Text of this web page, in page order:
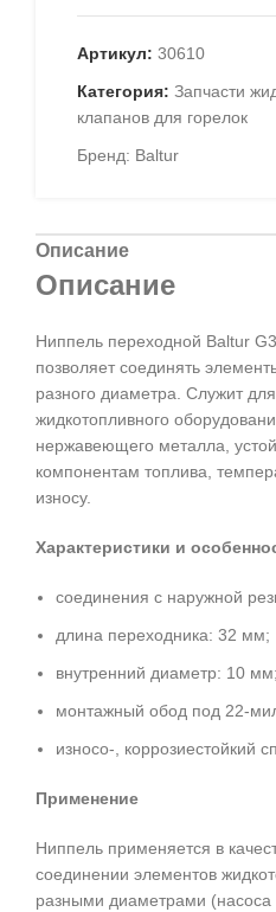
Артикул: 30610
Категория: Запчасти
клапанов для горелок
Бренд: Baltur
Описание
Описание
Ниппель переходной Baltur
позволяет соединять
разного диаметра. Служит
жидкотопливного
нержавеющего металла,
компонентам топлива,
износу.
Характеристики и
соединения с наружной
длина переходника: 32 мм;
внутренний диаметр: 10 мм;
монтажный обод под 22-
износо-, коррозиестойкий
Применение
Ниппель применяется в
соединении элементов
разными диаметрами